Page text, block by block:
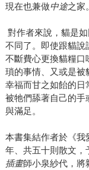
現在也兼做中途之家。
對作者來說，貓是
不同了。即使跟貓說
不斷費心更換貓糧
瑣的事情、又或是被
幸福而甘之如飴的日
被牠們舔著自己的手
與滿足。
本書集結作者於《我
年、共五十則散文，
插畫師小泉紗代，將